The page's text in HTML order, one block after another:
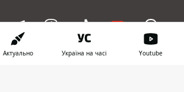
Актуально Україна на часі Youtube